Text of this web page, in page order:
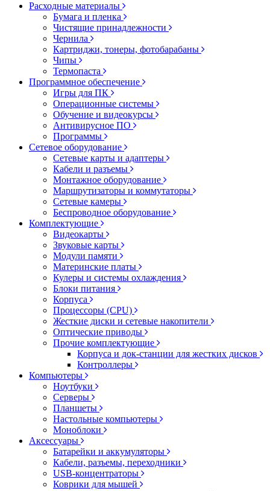
Расходные материалы
Бумага и пленка
Чистящие принадлежности
Чернила
Картриджи, тонеры, фотобарабаны
Чипы
Термопаста
Программное обеспечение
Игры для ПК
Операционные системы
Обучение и видеокурсы
Антивирусное ПО
Программы
Сетевое оборудование
Сетевые карты и адаптеры
Кабели и разъемы
Монтажное оборудование
Маршрутизаторы и коммутаторы
Сетевые камеры
Беспроводное оборудование
Комплектующие
Видеокарты
Звуковые карты
Модули памяти
Материнские платы
Кулеры и системы охлаждения
Блоки питания
Корпуса
Процессоры (CPU)
Жесткие диски и сетевые накопители
Оптические приводы
Прочие комплектующие
Корпуса и док-станции для жестких дисков
Контроллеры
Компьютеры
Ноутбуки
Серверы
Планшеты
Настольные компьютеры
Моноблоки
Аксессуары
Батарейки и аккумуляторы
Кабели, разъемы, переходники
USB-концентраторы
Коврики для мышей